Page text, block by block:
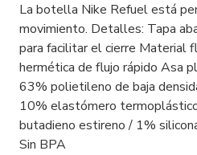
La botella Nike Refuel está
movimiento. Detalles: Tapa
para facilitar el cierre Material
hermética de flujo rápido Asa
63% polietileno de baja
10% elastómero
butadieno estireno / 1%
Sin BPA